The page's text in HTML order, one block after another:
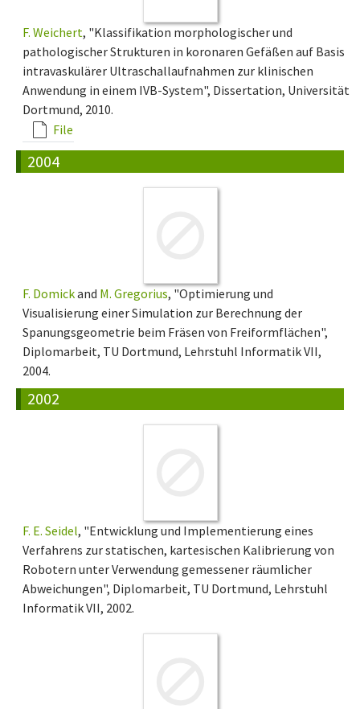
F. Weichert, "Klassifikation morphologischer und
pathologischer Strukturen in koronaren Gefäßen auf Basis
intravaskulärer Ultraschallaufnahmen zur klinischen
Anwendung in einem IVB-System", Dissertation, Universität
Dortmund, 2010.
File
2004
F. Domickand M. Gregorius, "Optimierung und
Visualisierung einer Simulation zur Berechnung der
Spanungsgeometrie beim Fräsen von Freiformflächen",
Diplomarbeit, TU Dortmund, Lehrstuhl Informatik VII,
2004.
2002
F. E. Seidel, "Entwicklung und Implementierung eines
Verfahrens zur statischen, kartesischen Kalibrierung von
Robotern unter Verwendung gemessener räumlicher
Abweichungen", Diplomarbeit, TU Dortmund, Lehrstuhl
Informatik VII, 2002.